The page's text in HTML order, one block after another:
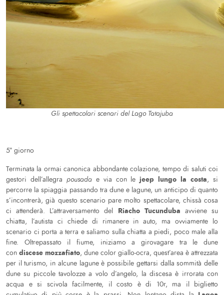
Gli spettacolari scenari del Lago Tatajuba
5° giorno
Terminata la ormai canonica abbondante colazione, tempo di saluti coi
gestori dell’allegra pousadae via con lejeep lungo la costa, si
percorre la spiaggia passando tra dune e lagune, un anticipo di quanto
s’incontrerà, già questo scenario pare molto spettacolare, chissà cosa
ci attenderà. L’attraversamento del Riacho Tucunduba avviene su
chiatta, l’autista ci chiede di rimanere in auto, ma ovviamente lo
scenario ci porta a terra e saliamo sulla chiatta a piedi, poco male alla
fine. Oltrepassato il fiume, iniziamo a girovagare tra le dune
con discese mozzafiato, dune color giallo-ocra, quest’area è attrezzata
per il turismo, in alcune lagune è possibile gettarsi dalla sommità delle
dune su piccole tavolozze a volo d’angelo, la discesa è irrorata con
acqua e si scivola facilmente, il costo è di 10r, ma il biglietto